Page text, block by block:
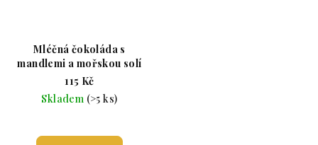
Mléčná čokoláda s
mandlemi a mořskou solí
115 Kč
Skladem (>5 ks)